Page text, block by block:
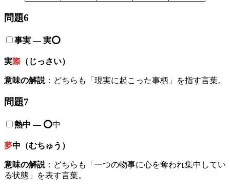
問題6
事実 — 実⭕️
実際 （じっさい）
意味の解説：どちらも「現実に起こった事柄」を指す言葉。
問題7
熱中 — ⭕️中
夢中（むちゅう）
意味の解説：どちらも「一つの物事に心を奪われ集中してい
る状態」を表す言葉。